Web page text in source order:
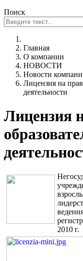
Поиск
Главная
О компании
НОВОСТИ
Новости
Лицензия на
деятельности
Лицензия
2010 г.